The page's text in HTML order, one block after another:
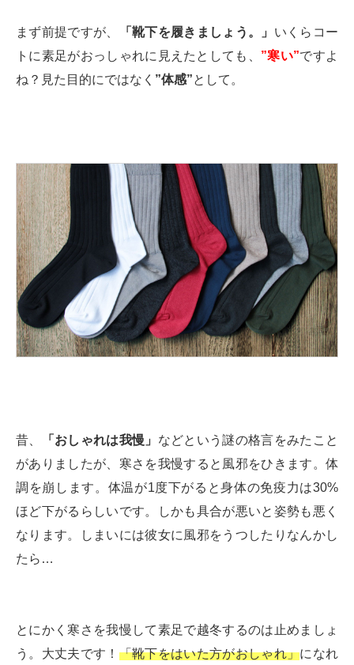
まず前提ですが、 「靴下を履きましょう。」 いくらコー
トに素足がおっしゃれに見えたとしても、 ”寒い”ですよ
ね？見た目的にではなく ”体感”として。
昔、 「おしゃれは我慢」 などという謎の格言をみたこと
がありましたが、寒さを我慢すると風邪をひきます。体
調を崩します。体温が1度下がると身体の免疫力は30%
ほど下がるらしいです。しかも具合が悪いと姿勢も悪く
なります。しまいには彼女に風邪をうつしたりなんかし
たら…
とにかく寒さを我慢して素足で越冬するのは止めましょ
う。大丈夫です！ 「靴下をはいた方がおしゃれ」になれ